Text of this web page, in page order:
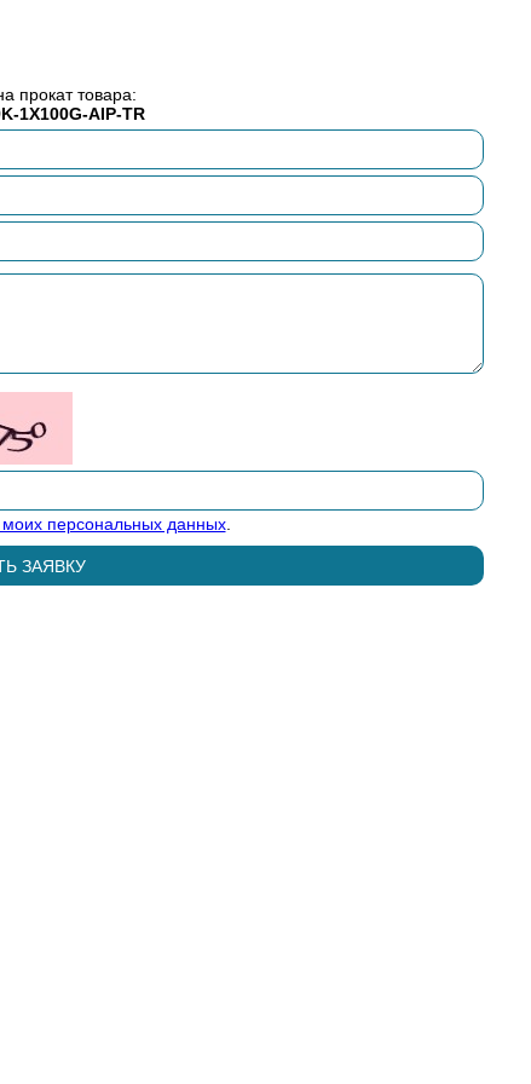
прокат товара:
1X100G-AIP-TR
моих персональных данных.